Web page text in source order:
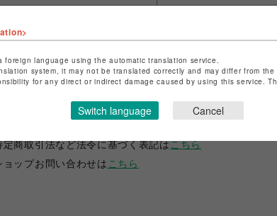
POP-UP SHOP
定商取引法など法令に基づく表記はこちら
ョップお問い合わせは こちら
language using the automatic translation service.
system, it may not be translated correctly and may differ from
for any direct or indirect damage caused by using this service.
Switch language Cancel